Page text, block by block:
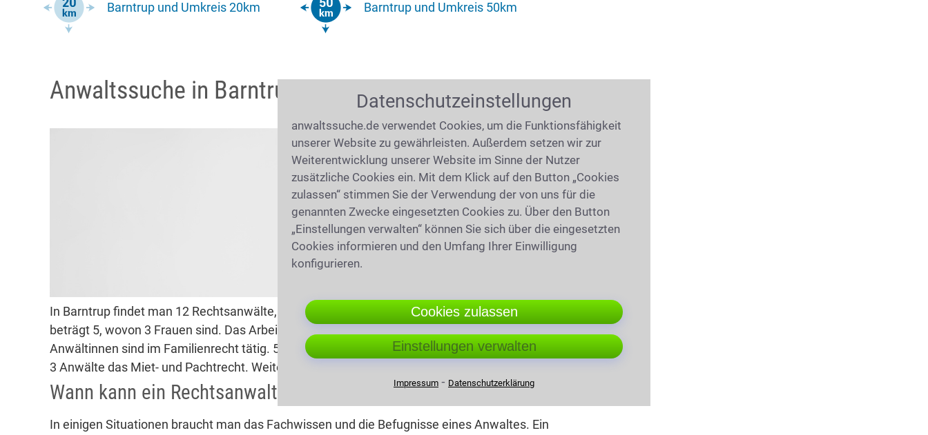
Barntrup und Umkreis 20km Barntrup und Umkreis 50km
Anwaltssuche in Barntrup
In Barntrup findet man 12 Rechtsanwälte, davon 6 Frauen. Die Anzahl der Fachanwälte
beträgt 5, wovon 3 Frauen sind. Das Arbeitsrecht bearbeiten 1 Juristen. 3 Anwälte und
Anwältinnen sind im Familienrecht tätig. 5 Rechtsanwälte vertreten das Erbrecht in Barntrup.
3 Anwälte das Miet- und Pachtrecht. Weitere 2 Anwälte praktizieren im Verkehrsrecht.
Wann kann ein Rechtsanwalt hilfreich sein?
In einigen Situationen braucht man das Fachwissen und die Befugnisse eines Anwaltes. Ein
Datenschutzeinstellungen
anwaltssuche.de verwendet Cookies, um die Funktionsfähigkeit
unserer Website zu gewährleisten. Außerdem setzen wir zur
Weiterentwicklung unserer Website im Sinne der Nutzer
zusätzliche Cookies ein. Mit dem Klick auf den Button „Cookies
zulassen“ stimmen Sie der Verwendung der von uns für die
genannten Zwecke eingesetzten Cookies zu. Über den Button
„Einstellungen verwalten“ können Sie sich über die eingesetzten
Cookies informieren und den Umfang Ihrer Einwilligung
konfigurieren.
Cookies zulassen
Einstellungen verwalten
Impressum ⁃ Datenschutzerklärung